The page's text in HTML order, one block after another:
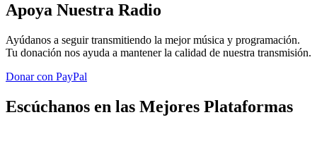
Apoya Nuestra Radio
Ayúdanos a seguir transmitiendo la mejor música y programación.
Tu donación nos ayuda a mantener la calidad de nuestra transmisión.
Donar con PayPal
Escúchanos en las Mejores Plataformas